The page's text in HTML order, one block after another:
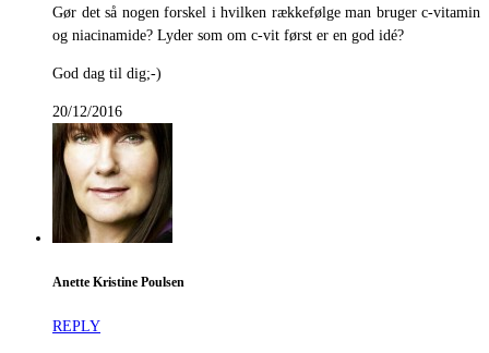
Gør det så nogen forskel i hvilken rækkefølge man bruger c-vitamin
og niacinamide? Lyder som om c-vit først er en god idé?
God dag til dig;-)
20/12/2016
Anette Kristine Poulsen
REPLY